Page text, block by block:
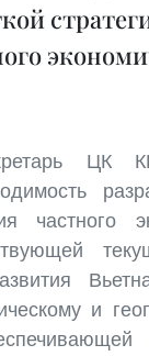
частного
и